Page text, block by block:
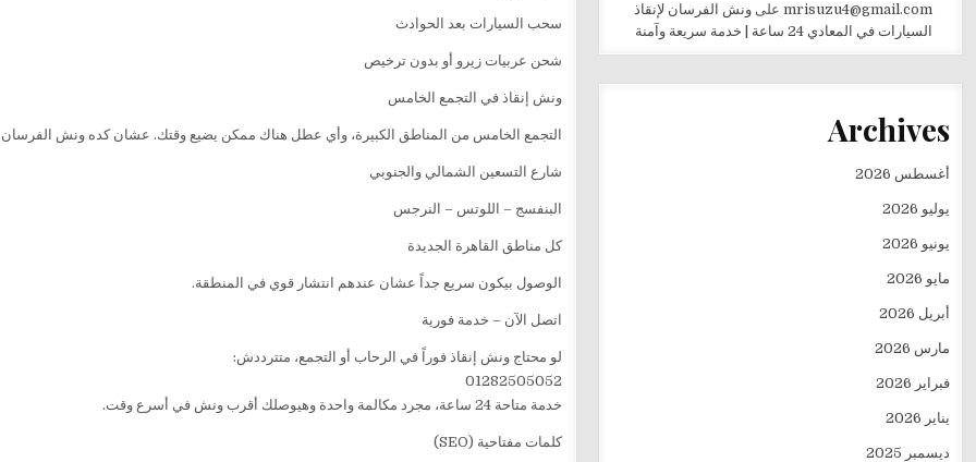
سحب السيارات بعد الحوادث
شحن عربيات زيرو أو بدون ترخيص
ونش إنقاذ في التجمع الخامس
التجمع الخامس من المناطق الكبيرة، وأي عطل هناك ممكن يضيع وقتك. عشان كده ونش
شارع التسعين الشمالي والجنوبي
البنفسج – اللوتس – النرجس
كل مناطق القاهرة الجديدة
الوصول بيكون سريع جداً عشان عندهم انتشار قوي في المنطقة.
اتصل الآن – خدمة فورية
لو محتاج ونش إنقاذ فوراً في الرحاب أو التجمع، متترددش:
01282505052
خدمة متاحة 24 ساعة، مجرد مكالمة واحدة وهيوصلك أقرب ونش في أسرع وقت.
كلمات مفتاحية (SEO)
mrisuzu4@gmail.comعلى ونش الفرسان لإنقاذ
السيارات في المعادي 24 ساعة | خدمة سريعة وآمنة
Archives
أغسطس 2026
يوليو 2026
يونيو 2026
مايو 2026
أبريل 2026
مارس 2026
فبراير 2026
يناير 2026
ديسمبر 2025